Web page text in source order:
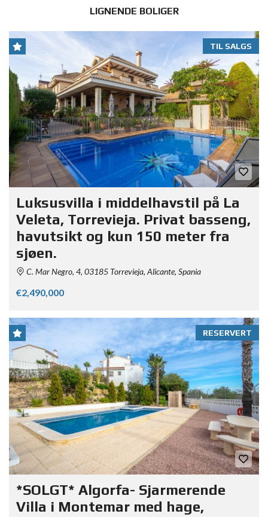
LIGNENDE BOLIGER
TIL SALGS
Luksusvilla i middelhavstil på La
Veleta, Torrevieja. Privat basseng,
havutsikt og kun 150 meter fra
sjøen.
C. Mar Negro, 4, 03185 Torrevieja, Alicante, Spania
€2,490,000
RESERVERT
*SOLGT* Algorfa- Sjarmerende
Villa i Montemar med hage,